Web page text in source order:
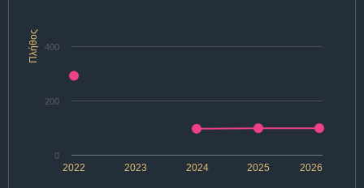
Πλήθος
2022 2024 2026
2023 2025
0
200
400